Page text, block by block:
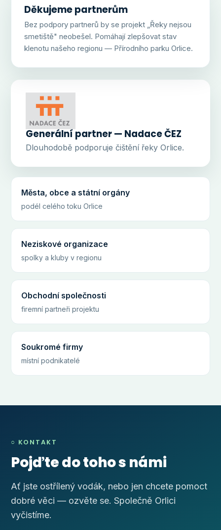
Děkujeme partnerům
Bez podpory partnerů by se projekt „Řeky nejsou
smetiště" neobešel. Pomáhají zlepšovat stav
klenotu našeho regionu — Přírodního parku Orlice.
Generální partner — Nadace ČEZ
Dlouhodobě podporuje čištění řeky Orlice.
Města, obce a státní orgány
podél celého toku Orlice
Neziskové organizace
spolky a kluby v regionu
Obchodní společnosti
firemní partneři projektu
Soukromé firmy
místní podnikatelé
○ KONTAKT
Pojďte do toho s námi
Ať jste ostřílený vodák, nebo jen chcete pomoct
dobré věci — ozvěte se. Společně Orlici
vyčistíme.